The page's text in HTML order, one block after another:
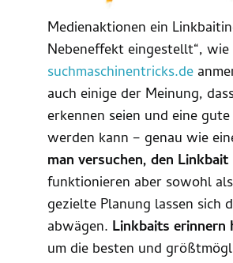
Medienaktionen ein
Nebeneffekt eingestellt“,
suchmaschinentricks.de
auch einige der Meinung,
erkennen seien und eine
werden kann – genau wie
man versuchen, den
funktionieren aber sowohl
gezielte Planung lassen sich
abwägen. Linkbaits erinnern
um die besten und